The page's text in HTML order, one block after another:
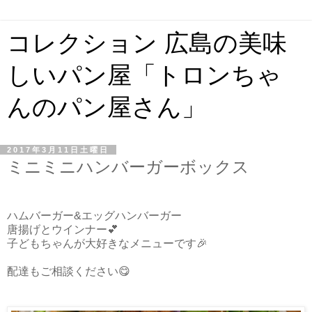
コレクション 広島の美味
しいパン屋「トロンちゃ
んのパン屋さん」
2017年3月11日土曜日
ミニミニハンバーガーボックス
ハムバーガー&エッグハンバーガー
唐揚げとウインナー💕
子どもちゃんが大好きなメニューです🎉
配達もご相談ください😋